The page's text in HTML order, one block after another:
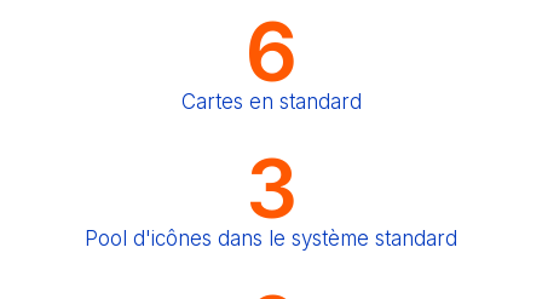
6
Cartes en standard
3
Pool d'icônes dans le système standard